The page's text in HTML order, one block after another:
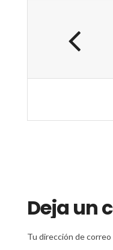
Deja un
Tu dirección de